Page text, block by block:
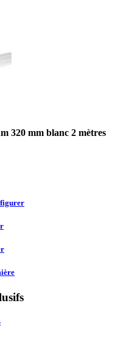
320 mm blanc 2 mètres